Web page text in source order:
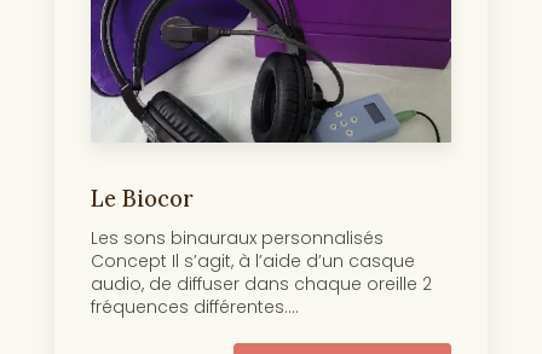
Le Biocor
Les sons binauraux personnalisés
Concept Il s’agit, à l’aide d’un casque
audio, de diffuser dans chaque oreille 2
fréquences différentes....